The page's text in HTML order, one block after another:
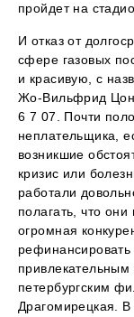
пройдет на
И отказ от
сфере газовых
и красивую, с
Жо-Вильфрид
6 7 07. Почти
неплательщика,
возникшие
кризис или
работали
полагать, что
огромная
петербургским
Драгомирецкая.